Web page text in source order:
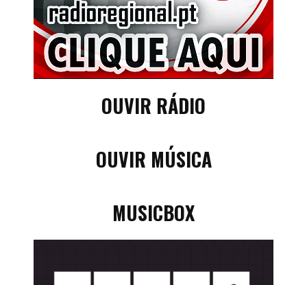
OUVIR RÁDIO
OUVIR MÚSICA
MUSICBOX